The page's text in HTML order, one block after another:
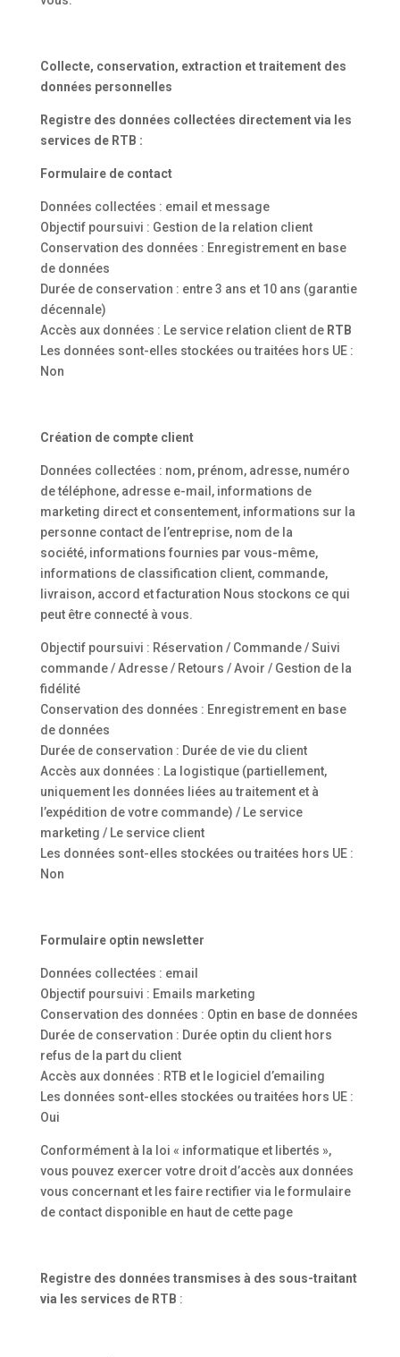
Collecte, conservation, extraction et traitement des
données personnelles
Registre des données collectées directement via les
services de RTB :
Formulaire de contact
Données collectées : email et message
Objectif poursuivi : Gestion de la relation client
Conservation des données : Enregistrement en base
de données
Durée de conservation : entre 3 ans et 10 ans (garantie
décennale)
Accès aux données : Le service relation client de RTB
Les données sont-elles stockées ou traitées hors UE :
Non
Création de compte client
Données collectées : nom, prénom, adresse, numéro
de téléphone, adresse e-mail, informations de
marketing direct et consentement, informations sur la
personne contact de l’entreprise, nom de la
société, informations fournies par vous-même,
informations de classification client, commande,
livraison, accord et facturation Nous stockons ce qui
peut être connecté à vous.
Objectif poursuivi : Réservation / Commande / Suivi
commande / Adresse / Retours / Avoir / Gestion de la
fidélité
Conservation des données : Enregistrement en base
de données
Durée de conservation : Durée de vie du client
Accès aux données : La logistique (partiellement,
uniquement les données liées au traitement et à
l’expédition de votre commande) / Le service
marketing / Le service client
Les données sont-elles stockées ou traitées hors UE :
Non
Formulaire optin newsletter
Données collectées : email
Objectif poursuivi : Emails marketing
Conservation des données : Optin en base de données
Durée de conservation : Durée optin du client hors
refus de la part du client
Accès aux données : RTB et le logiciel d’emailing
Les données sont-elles stockées ou traitées hors UE :
Oui
Conformément à la loi « informatique et libertés »,
vous pouvez exercer votre droit d’accès aux données
vous concernant et les faire rectifier via le formulaire
de contact disponible en haut de cette page
Registre des données transmises à des sous-traitant
via les services de RTB :